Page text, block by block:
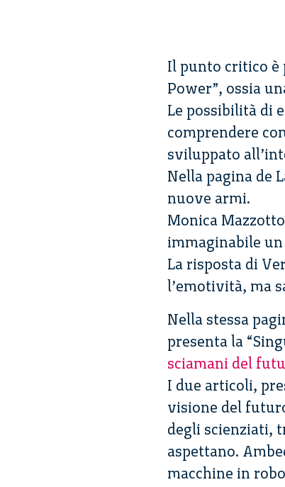
Il punto critico è
Power”, ossia
Le possibilità di
comprendere
sviluppato
Nella pagina de
nuove armi.
Monica
immaginabile
La risposta di
l’emotività, ma
Nella stessa
presenta la
sciamani del
I due articoli,
visione del
degli scienziati,
aspettano.
macchine in